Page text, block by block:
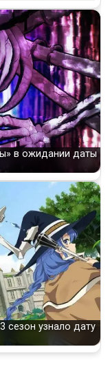
в ожидании даты
сезон узнало дату